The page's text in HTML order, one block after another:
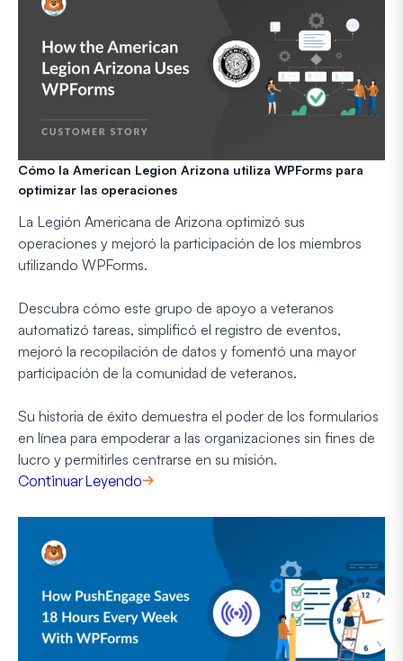
Cómo la American Legion Arizona utiliza WPForms para
optimizar las operaciones
La Legión Americana de Arizona optimizó sus
operaciones y mejoró la participación de los miembros
utilizando WPForms.
Descubra cómo este grupo de apoyo a veteranos
automatizó tareas, simplificó el registro de eventos,
mejoró la recopilación de datos y fomentó una mayor
participación de la comunidad de veteranos.
Su historia de éxito demuestra el poder de los formularios
en línea para empoderar a las organizaciones sin fines de
lucro y permitirles centrarse en su misión.
Continuar Leyendo